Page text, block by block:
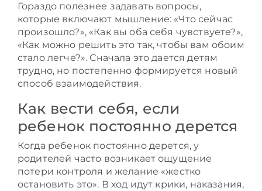
Гораздо полезнее задавать вопросы,
которые включают мышление: «Что сейчас
произошло?», «Как вы оба себя чувствуете?»,
«Как можно решить это так, чтобы вам обоим
стало легче?». Сначала это дается детям
трудно, но постепенно формируется новый
способ взаимодействия.
Как вести себя, если
ребенок постоянно дерется
Когда ребенок постоянно дерется, у
родителей часто возникает ощущение
потери контроля и желание «жестко
остановить это». В ход идут крики, наказания,